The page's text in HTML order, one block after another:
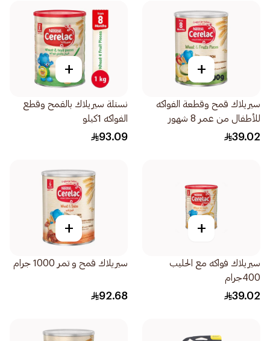
+
سيريلاك قمح وقطعة الفواكه
للأطفال من عمر 8 شهور
400جرام
39.02
+
نستلة سيريلاك بالقمح وقطع
الفواكه 1كيلو
93.09
+
سيريلاك فواكه مع الحليب
400جرام
39.02
+
سيريلاك قمح و تمر 1000 جرام
92.68